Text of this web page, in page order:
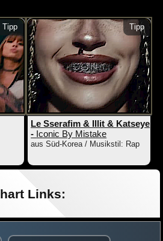
Tipp Tipp
Le Sserafim & Illit & Katseye
- Iconic By Mistake
aus Süd-Korea / Musikstil: Rap
Links: